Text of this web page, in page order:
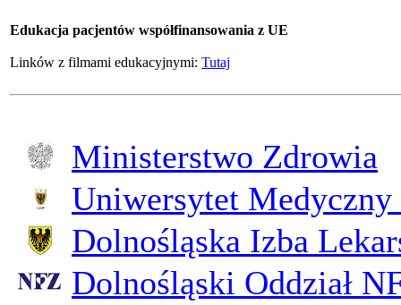
Edukacja pacjentów współfinansowania z UE
Linków z filmami edukacyjnymi: Tutaj
Ministerstwo Zdrowia
Uniwersytet
Dolnośląska Izba
Dolnośląski Oddział